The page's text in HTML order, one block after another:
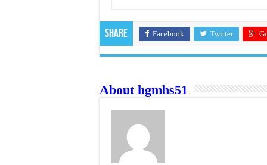
Share Facebook Twitter
About hgmhs51